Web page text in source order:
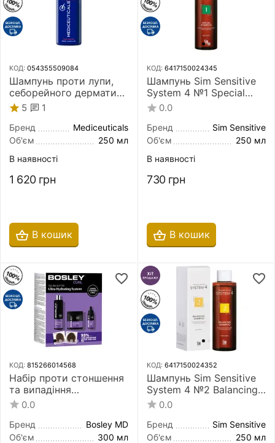
КОД: 054355509084
Шампунь проти лупи,
себорейного дерматиту
та різних проблем
шкіри голови
Mediceuticals Scalp
Therapies X-Folate 250
5 1
Бренд
Mediceuticals
Об'єм
250 мл
В наявності
1 620 грн
В кошик
КОД: 6417150024345
Шампунь Sim Sensitive
System 4 №1 Special
Shampoo 250 мл для
нормальної шкіри
голови і схильної до
жирності
0.0
Бренд
Sim Sensitive
Об'єм
250 мл
В наявності
730 грн
В кошик
КОД: 815266014568
Набір проти стоншення
та випадіння
кучерявого волосся
Bosley MD Curl Ultra
Hydrating System
0.0
Бренд
Bosley MD
Об'єм
300 мл
КОД: 6417150024352
Шампунь Sim Sensitive
System 4 №2 Balancing
Shampoo 250 мл для
сухого, фарбованого і
пошкодженого волосся
0.0
Бренд
Sim Sensitive
Об'єм
250 мл